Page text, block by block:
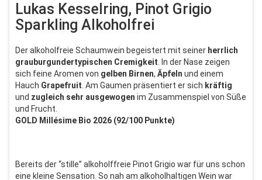
Lukas Kesselring, Pinot Grigio
Sparkling Alkoholfrei
Der alkoholfreie Schaumwein begeistert mit seiner herrlich
grauburgundertypischen Cremigkeit . In der Nase zeigen
sich feine Aromen von gelben Birnen, Äpfeln und einem
Hauch Grapefruit . Am Gaumen präsentiert er sich kräftig
und zugleich sehr ausgewogen im Zusammenspiel von Süße
und Frucht.
GOLD Millésime Bio 2026 (92/100 Punkte)
Bereits der “stille” alkoholffreie Pinot Grigio war für uns schon
eine kleine Sensation. So nah am alkoholhaltigen Wein war